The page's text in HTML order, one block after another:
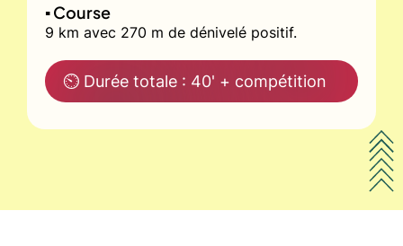
▪️ Course
9 km avec 270 m de dénivelé positif.
⏲ Durée totale : 40' + compétition